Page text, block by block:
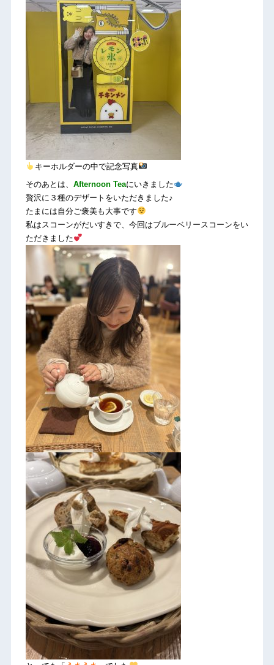
キーホルダーの中で記念写真
そのあとは、 Afternoon Teaにいきました
贅沢に３種のデザートをいただきました♪
たまには自分ご褒美も大事です
私はスコーンがだいすきで、今回はブルーベリースコーンをい
ただきました